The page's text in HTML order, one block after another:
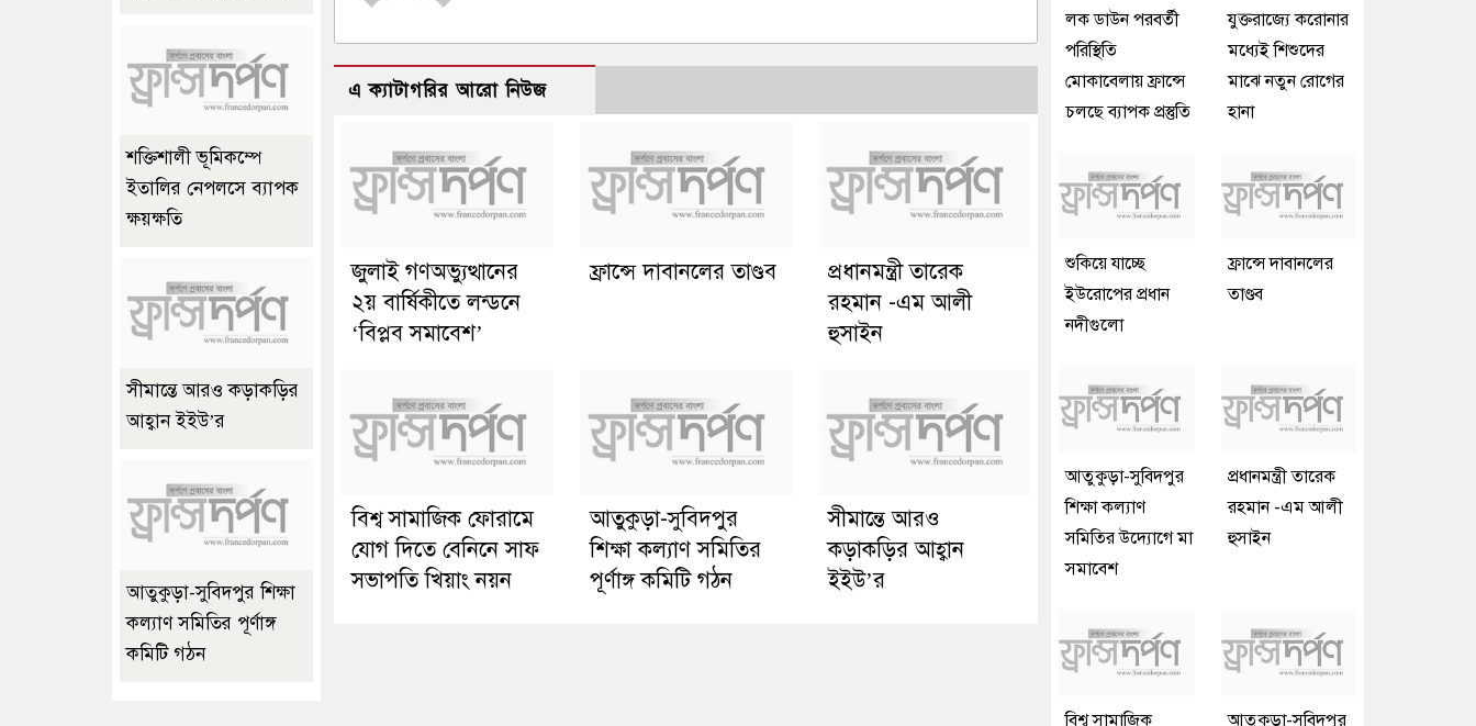
এ ক্যাটাগরির আরো নিউজ
জুলাই গণঅভ্যুত্থানের
২য় বার্ষিকীতে লন্ডনে
‘বিপ্লব সমাবেশ’
ফ্রান্সে দাবানলের তাণ্ডব
প্রধানমন্ত্রী তারেক
রহমান -এম আলী
হুসাইন
বিশ্ব সামাজিক ফোরামে
যোগ দিতে বেনিনে সাফ
সভাপতি খিয়াং নয়ন
আতুকুড়া-সুবিদপুর
শিক্ষা কল্যাণ সমিতির
পূর্ণাঙ্গ কমিটি গঠন
সীমান্তে আরও
কড়াকড়ির আহ্বান
ইইউ’র
শক্তিশালী ভূমিকম্পে
ইতালির নেপলসে ব্যাপক
ক্ষয়ক্ষতি
সীমান্তে আরও কড়াকড়ির
আহ্বান ইইউ’র
আতুকুড়া-সুবিদপুর শিক্ষা
কল্যাণ সমিতির পূর্ণাঙ্গ
কমিটি গঠন
লক ডাউন পরবর্তী
পরিস্থিতি
মোকাবেলায় ফ্রান্সে
চলছে ব্যাপক প্রস্তুতি
যুক্তরাজ্যে করোনার
মধ্যেই শিশুদের
মাঝে নতুন রোগের
হানা
শুকিয়ে যাচ্ছে
ইউরোপের প্রধান
নদীগুলো
ফ্রান্সে দাবানলের
তাণ্ডব
আতুকুড়া-সুবিদপুর
শিক্ষা কল্যাণ
সমিতির উদ্যোগে মা
সমাবেশ
প্রধানমন্ত্রী তারেক
রহমান -এম আলী
হুসাইন
বিশ্ব সামাজিক
আতুকুড়া-সুবিদপুর